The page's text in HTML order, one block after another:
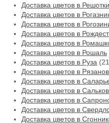
Доставка цветов в
Доставка цветов в
Доставка цветов в
Доставка цветов в
Доставка цветов в
Доставка цветов в Рошаль
Доставка цветов в Руза
Доставка цветов в
Доставка цветов в
Доставка цветов в
Доставка цветов в
Доставка цветов в
Доставка цветов в